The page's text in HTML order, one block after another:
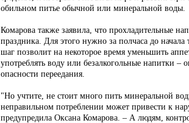
обильном питье обычной или минеральной воды.
Комарова также заявила, что прохладительные
праздника. Для этого нужно за полчаса до
шаг позволит на некоторое время уменьшить
употреблять воду или безалкогольные напитки
опасности переедания.
"Но учтите, не стоит много пить минеральной
неправильном потреблении может привести к
предупредила Оксана Комарова. – А людям,